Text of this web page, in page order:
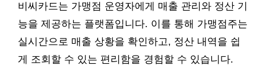
비씨카드는 가맹점 운영자에게 매출 관리와 정산 기
능을 제공하는 플랫폼입니다. 이를 통해 가맹점주는
실시간으로 매출 상황을 확인하고, 정산 내역을 쉽
게 조회할 수 있는 편리함을 경험할 수 있습니다.